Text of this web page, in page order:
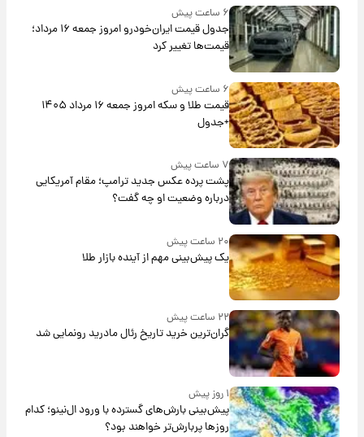
۶ ساعت پیش
جدول قیمت ایران‌خودرو امروز جمعه ۱۶ مرداد؛
قیمت‌ها تغییر کرد
۶ ساعت پیش
قیمت طلا و سکه امروز جمعه ۱۶ مرداد ۱۴۰۵
+جدول
۷ ساعت پیش
پشت پرده عکس جدید ترامپ؛ مقام آمریکایی
درباره وضعیت او چه گفت؟
۲۰ ساعت پیش
یک پیش‌بینی مهم از آینده بازار طلا
۲۲ ساعت پیش
گران‌ترین خرید تاریخ رئال مادرید رونمایی شد
۱ روز پیش
پیش‌بینی بارش‌های گسترده با ورود ال‌نینو؛ کدام
روزها پربارش‌تر خواهند بود؟